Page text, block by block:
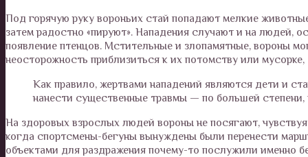
Под горячую руку вороньих стай попадают мелкие
затем радостно «пируют». Нападения случают и на людей,
появление птенцов. Мстительные и злопамятные, вороны
неосторожность приблизиться к их потомству или
Как правило, жертвами нападений являются дети и
нанести существенные травмы — по большей степени,
На здоровых взрослых людей вороны не посягают,
когда спортсмены-бегуны вынуждены были перенести
объектами для раздражения почему-то послужили именно